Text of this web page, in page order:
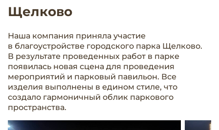
Щелково
Наша компания приняла участие
в благоустройстве городского парка Щелково.
В результате проведенных работ в парке
появилась новая сцена для проведения
мероприятий и парковый павильон. Все
изделия выполнены в едином стиле, что
создало гармоничный облик паркового
пространства.